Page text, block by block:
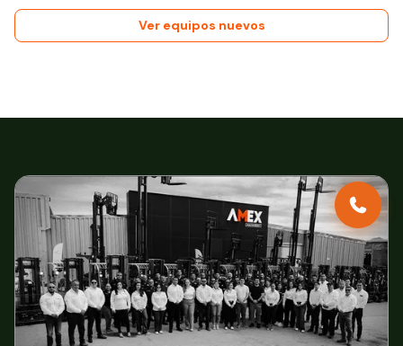
Ver equipos nuevos